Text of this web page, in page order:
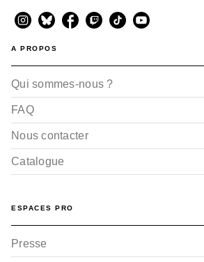
A PROPOS
Qui sommes-nous ?
FAQ
Nous contacter
Catalogue
ESPACES PRO
Presse